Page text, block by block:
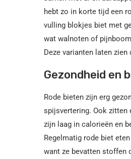
hebt zo in korte tijd een
vulling blokjes biet met
wat walnoten of
Deze varianten laten
Gezondheid en
Rode bieten zijn erg
spijsvertering. Ook zitten
zijn laag in calorieën en
Regelmatig rode biet
want ze bevatten stoffen